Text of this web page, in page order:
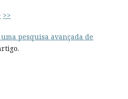
>>
pesquisa avançada de